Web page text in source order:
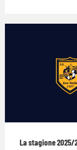
La stagione